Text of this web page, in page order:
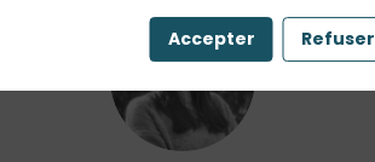
CG
Accepter Refuser